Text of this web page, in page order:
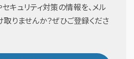
キュリティ対策の情報を、メル
取りませんか？ぜひご登録くださ